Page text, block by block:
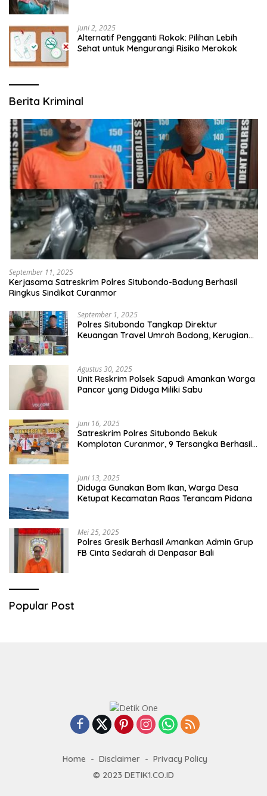
Juni 2, 2025
Alternatif Pengganti Rokok: Pilihan Lebih
Sehat untuk Mengurangi Risiko Merokok
Berita Kriminal
September 11, 2025
Kerjasama Satreskrim Polres Situbondo-Badung Berhasil
Ringkus Sindikat Curanmor
September 1, 2025
Polres Situbondo Tangkap Direktur
Keuangan Travel Umroh Bodong, Kerugian
Agustus 30, 2025
Unit Reskrim Polsek Sapudi Amankan Warga
Pancor yang Diduga Miliki Sabu
Juni 16, 2025
Satreskrim Polres Situbondo Bekuk
Komplotan Curanmor, 9 Tersangka Berhasil
Juni 13, 2025
Diduga Gunakan Bom Ikan, Warga Desa
Ketupat Kecamatan Raas Terancam Pidana
Mei 25, 2025
Polres Gresik Berhasil Amankan Admin Grup
FB Cinta Sedarah di Denpasar Bali
Popular Post
Home Disclaimer
Privacy Policy
© 2023 DETIK1.CO.ID